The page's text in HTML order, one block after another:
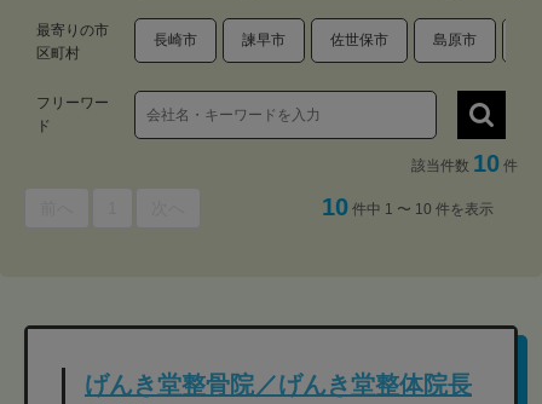
最寄りの市
区町村
長崎市 諫早市 佐世保市 島原市
フリーワー
ド
該当件数 10 件
10 件中 1 〜 10 件を表示
げんき堂整骨院／げんき堂整体院長